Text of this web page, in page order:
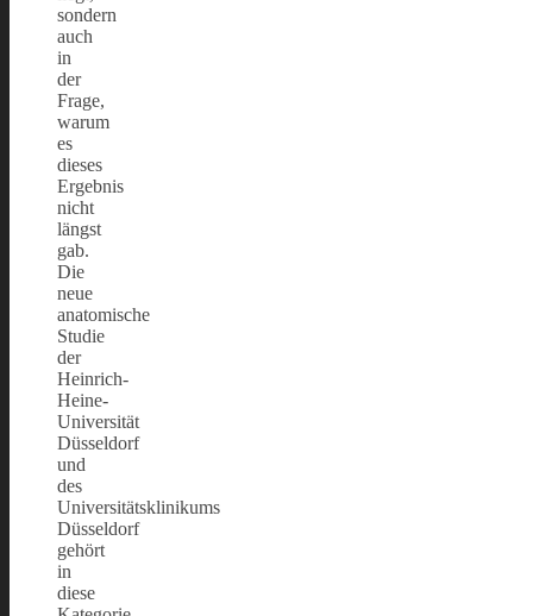
sondern
auch
in
der
Frage,
warum
es
dieses
Ergebnis
nicht
längst
gab.
Die
neue
anatomische
Studie
der
Heinrich-
Heine-
Universität
Düsseldorf
und
des
Universitätsklinikums
Düsseldorf
gehört
in
diese